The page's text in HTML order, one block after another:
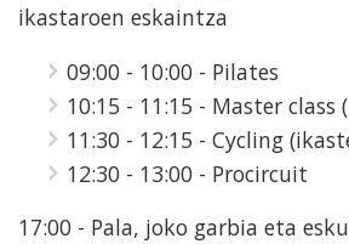
ikastaroen eskaintza
09:00 - 10:00 - Pilates
10:15 - 11:15 - Master class
11:30 - 12:15 - Cycling
12:30 - 13:00 - Procircuit
17:00 - Pala, joko garbia eta